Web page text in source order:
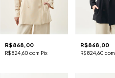
R$868,00
R$824,60 com Pix
R$868,00
R$824,60com